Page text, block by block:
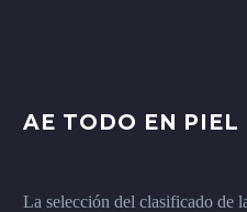
AE TODO EN PIEL
La selección del clasificado de